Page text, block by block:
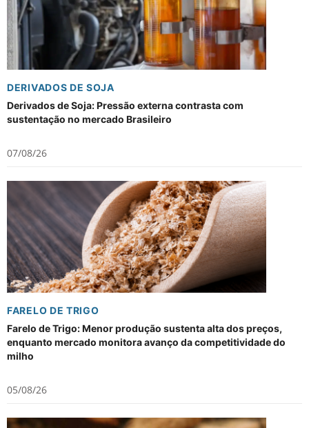
DERIVADOS DE SOJA
Derivados de Soja: Pressão externa contrasta com
sustentação no mercado Brasileiro
07/08/26
FARELO DE TRIGO
Farelo de Trigo: Menor produção sustenta alta dos preços,
enquanto mercado monitora avanço da competitividade do
milho
05/08/26